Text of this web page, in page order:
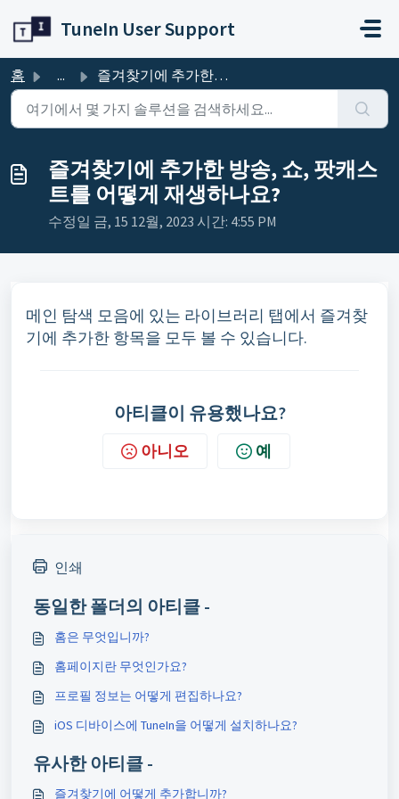
TuneIn User Support
홈 ... 즐겨찾기에 추가한 방송, 쇼, 팟캐스트를 어떻게 재생하나요?
즐겨찾기에 추가한 방송, 쇼, 팟캐스
트를 어떻게 재생하나요?
수정일 금, 15 12월, 2023 시간: 4:55 PM
메인 탐색 모음에 있는 라이브러리 탭에서 즐겨찾
기에 추가한 항목을 모두 볼 수 있습니다.
아티클이 유용했나요?
아니오 예
인쇄
동일한 폴더의 아티클 -
홈은 무엇입니까?
홈페이지란 무엇인가요?
프로필 정보는 어떻게 편집하나요?
iOS 디바이스에 TuneIn을 어떻게 설치하나요?
유사한 아티클 -
즐겨찾기에 어떻게 추가합니까?